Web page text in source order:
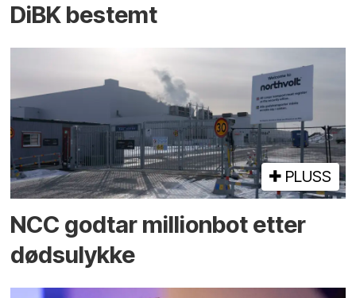
DiBK bestemt
PLUSS
NCC godtar millionbot etter
dødsulykke